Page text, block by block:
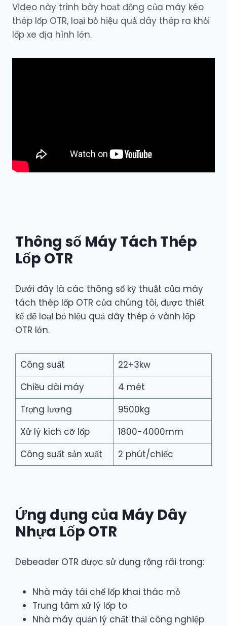
Video này trình bày hoạt động của máy kéo
thép lốp OTR, loại bỏ hiệu quả dây thép ra khỏi
lốp xe địa hình lớn.
Thông số Máy Tách Thép
Lốp OTR
Dưới đây là các thông số kỹ thuật của máy
tách thép lốp OTR của chúng tôi, được thiết
kế để loại bỏ hiệu quả dây thép ở vành lốp
OTR lớn.
Công suất
22+3kw
Chiều dài máy
4 mét
Trọng lượng
9500kg
Xử lý kích cỡ lốp
1800-4000mm
Công suất sản xuất
2 phút/chiếc
Ứng dụng của Máy Dây
Nhựa Lốp OTR
Debeader OTR được sử dụng rộng rãi trong:
Nhà máy tái chế lốp khai thác mỏ
Trung tâm xử lý lốp to
Nhà máy quản lý chất thải công nghiệp